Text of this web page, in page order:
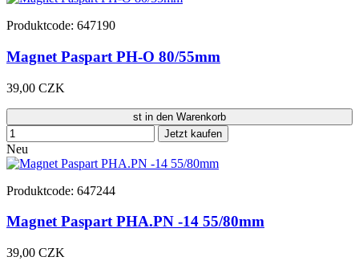
Produktcode: 647190
Magnet Paspart PH-O 80/55mm
39,00 CZK
st in den Warenkorb
Jetzt kaufen
Neu
Produktcode: 647244
Magnet Paspart PHA.PN -14 55/80mm
39,00 CZK